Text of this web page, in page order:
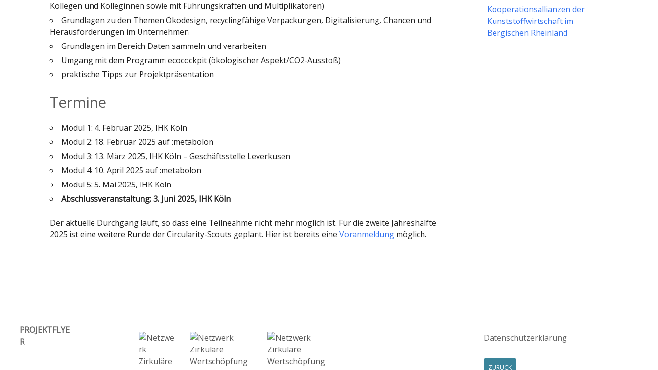
Kollegen und Kolleginnen sowie mit Führungskräften und Multiplikatoren)
Grundlagen zu den Themen Ökodesign, recyclingfähige Verpackungen, Digitalisierung, Chancen und
Herausforderungen im Unternehmen
Grundlagen im Bereich Daten sammeln und verarbeiten
Umgang mit dem Programm ecocockpit (ökologischer Aspekt/CO2-Ausstoß)
praktische Tipps zur Projektpräsentation
Termine
Modul 1: 4. Februar 2025, IHK Köln
Modul 2: 18. Februar 2025 auf :metabolon
Modul 3: 13. März 2025, IHK Köln – Geschäftsstelle Leverkusen
Modul 4: 10. April 2025 auf :metabolon
Modul 5: 5. Mai 2025, IHK Köln
Abschlussveranstaltung: 3. Juni 2025, IHK Köln
Der aktuelle Durchgang läuft, so dass eine Teilneahme nicht mehr möglich ist. Für die zweite Jahreshälfte
2025 ist eine weitere Runde der Circularity-Scouts geplant. Hier ist bereits eine Voranmeldung möglich.
Kooperationsallianzen der
Kunststoffwirtschaft im
Bergischen Rheinland
PROJEKTFLYE
R
Datenschutzerklärung
ZURÜCK